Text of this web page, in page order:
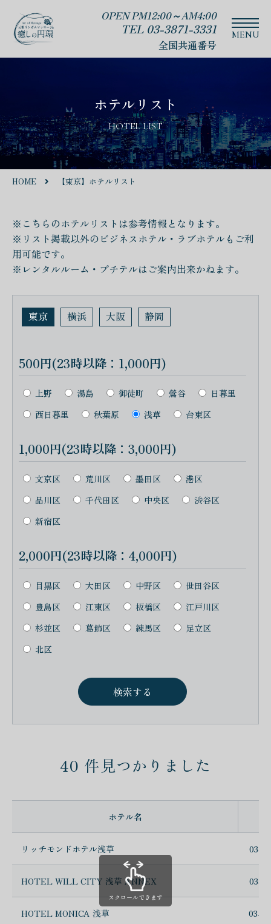
OPEN PM12:00～AM4:00
TEL 03-3871-3331
全国共通番号
ホテルリスト
HOTEL LIST
HOME 【東京】ホテルリスト
※こちらのホテルリストは参考情報となります。
※リスト掲載以外のビジネスホテル・ラブホテルもご利
用可能です。
※レンタルルーム・プチテルはご案内出来かねます。
東京 横浜 大阪 静岡
500円(23時以降：1,000円)
上野 湯島 御徒町 鶯谷
日暮里
西日暮里
秋葉原 浅草 台東区
1,000円(23時以降：3,000円)
文京区 荒川区 墨田区
港区
品川区
千代田区 中央区
渋谷区
新宿区
2,000円(23時以降：4,000円)
目黒区 大田区 中野区
世田谷区
豊島区
江東区 板橋区
江戸川区
杉並区
葛飾区 練馬区
足立区
北区
40 件見つかりました
ホテル名
リッチモンドホテル浅草 03-
HOTEL WILL CITY 浅草 ANNEX 03-
HOTEL MONICA 浅草 03-
スクロールできます